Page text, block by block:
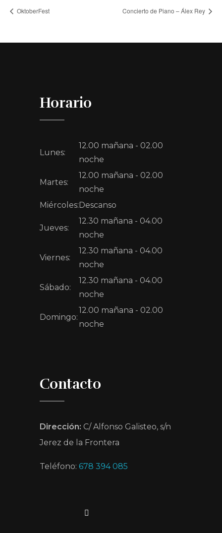
OktoberFest Concierto de Piano – Álex Rey
Horario
Lunes:
12.00 mañana - 02.00
noche
Martes:
12.00 mañana - 02.00
noche
Miércoles: Descanso
Jueves:
12.30 mañana - 04.00
noche
Viernes:
12.30 mañana - 04.00
noche
Sábado:
12.30 mañana - 04.00
noche
Domingo:
12.00 mañana - 02.00
noche
Contacto
Dirección: C/ Alfonso Galisteo, s/n
Jerez de la Frontera
Teléfono: 678 394 085